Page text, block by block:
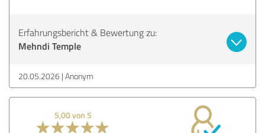
Erfahrungsbericht & Bewertung zu:
Mehndi Temple
20.05.2026 Anonym
5,00 von 5